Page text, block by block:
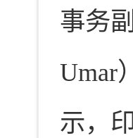
事务
Umar
示，